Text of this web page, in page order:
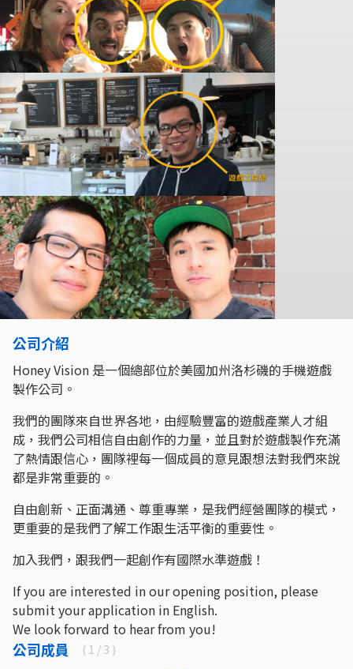
公司介紹
Honey Vision 是一個總部位於美國加州洛杉磯的手機遊戲
製作公司。
我們的團隊來自世界各地，由經驗豐富的遊戲產業人才組
成，我們公司相信自由創作的力量，並且對於遊戲製作充滿
了熱情跟信心，團隊裡每一個成員的意見跟想法對我們來說
都是非常重要的。
自由創新、正面溝通、尊重專業，是我們經營團隊的模式，
更重要的是我們了解工作跟生活平衡的重要性。
加入我們，跟我們一起創作有國際水準遊戲！
If you are interested in our opening position, please
submit your application in English.
We look forward to hear from you!
公司成員 ( 1 / 3 )